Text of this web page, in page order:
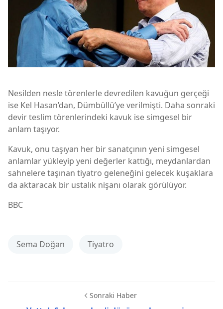
Nesilden nesle törenlerle devredilen kavuğun gerçeği
ise Kel Hasan’dan, Dümbüllü’ye verilmişti. Daha sonraki
devir teslim törenlerindeki kavuk ise simgesel bir
anlam taşıyor.
Kavuk, onu taşıyan her bir sanatçının yeni simgesel
anlamlar yükleyip yeni değerler kattığı, meydanlardan
sahnelere taşınan tiyatro geleneğini gelecek kuşaklara
da aktaracak bir ustalık nişanı olarak görülüyor.
BBC
Sema Doğan Tiyatro
Sonraki Haber